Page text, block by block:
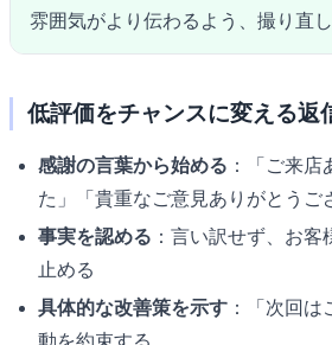
雰囲気がより伝わるよう、撮り直し
低評価をチャンスに変える返
感謝の言葉から始める ：「ご来
た」「貴重なご意見ありがとうご
事実を認める ：言い訳せず、お
止める
具体的な改善策を示す ：「次回
動を約束する